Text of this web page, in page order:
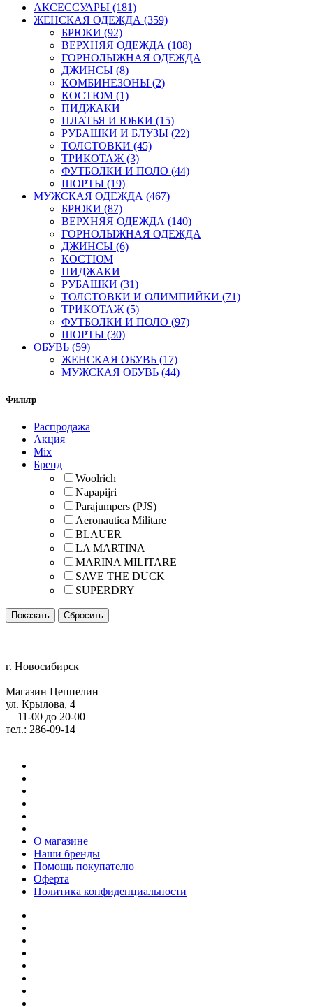
АКСЕССУАРЫ (181)
ЖЕНСКАЯ ОДЕЖДА (359)
БРЮКИ (92)
ВЕРХНЯЯ ОДЕЖДА (108)
ГОРНОЛЫЖНАЯ ОДЕЖДА
ДЖИНСЫ (8)
КОМБИНЕЗОНЫ (2)
КОСТЮМ (1)
ПИДЖАКИ
ПЛАТЬЯ И ЮБКИ (15)
РУБАШКИ И БЛУЗЫ (22)
ТОЛСТОВКИ (45)
ТРИКОТАЖ (3)
ФУТБОЛКИ И ПОЛО (44)
ШОРТЫ (19)
МУЖСКАЯ ОДЕЖДА (467)
БРЮКИ (87)
ВЕРХНЯЯ ОДЕЖДА (140)
ГОРНОЛЫЖНАЯ ОДЕЖДА
ДЖИНСЫ (6)
КОСТЮМ
ПИДЖАКИ
РУБАШКИ (31)
ТОЛСТОВКИ И ОЛИМПИЙКИ (71)
ТРИКОТАЖ (5)
ФУТБОЛКИ И ПОЛО (97)
ШОРТЫ (30)
ОБУВЬ (59)
ЖЕНСКАЯ ОБУВЬ (17)
МУЖСКАЯ ОБУВЬ (44)
Фильтр
Распродажа
Акция
Mix
Бренд
Woolrich
Napapijri
Parajumpers (PJS)
Aeronautica Militare
BLAUER
LA MARTINA
MARINA MILITARE
SAVE THE DUCK
SUPERDRY
г. Новосибирск
Магазин Цеппелин
ул. Крылова, 4
11-00 до 20-00
тел.: 286-09-14
О магазине
Наши бренды
Помощь покупателю
Оферта
Политика конфиденциальности